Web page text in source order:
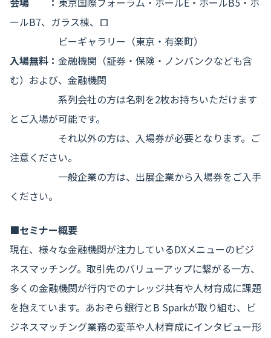
ールB7、ガラス棟、ロ
ビーギャラリー（東京・有楽町）
入場無料： 金融機関（証券・保険・ノンバンクなども含
む）および、金融機関
系列会社の方は名刺を2枚お持ちいただけます
とご入場が可能です。
それ以外の方は、入場券が必要となります。ご
注意ください。
一般企業の方は、出展企業から入場券をご入手
ください。
■セミナー概要
現在、様々な金融機関が注力しているDXメニューのビジ
ネスマッチング。取引先のバリューアップに繋がる一方、
多くの金融機関が行内でのナレッジ共有や人材育成に課題
を抱えています。あおぞら銀行とB Sparkが取り組む、ビ
ジネスマッチング業務の変革や人材育成にインタビュー形